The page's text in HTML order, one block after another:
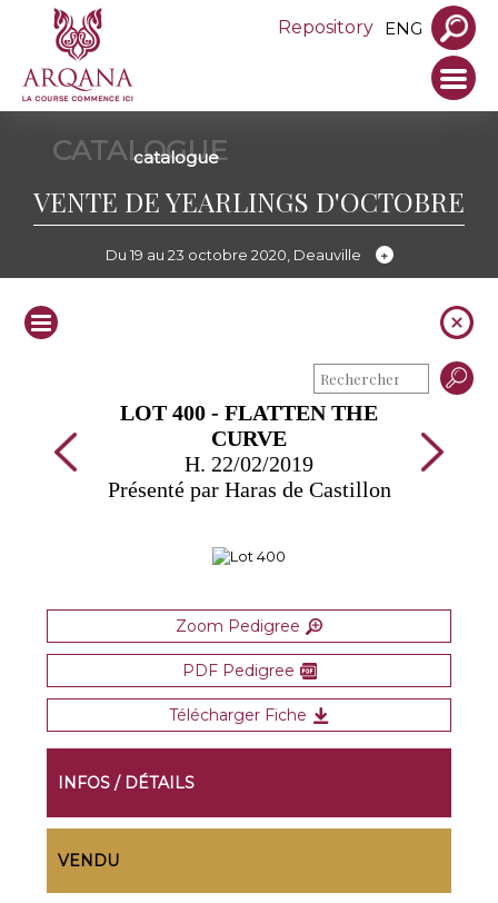
Repository ENG
CATALOGUE
catalogue
VENTE DE YEARLINGS D'OCTOBRE
Du 19 au 23 octobre 2020, Deauville
LOT 400 - FLATTEN THE
CURVE
H. 22/02/2019
Présenté par Haras de Castillon
Zoom Pedigree
PDF Pedigree
Télécharger Fiche
INFOS / DÉTAILS
VENDU